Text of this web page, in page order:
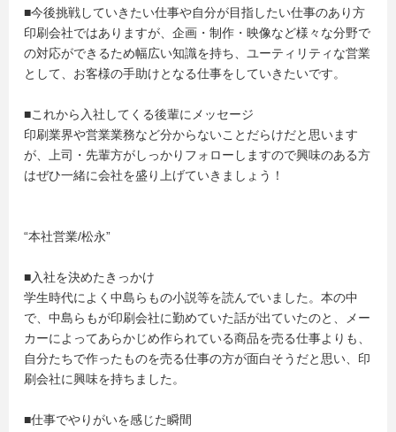
■今後挑戦していきたい仕事や自分が目指したい仕事のあり方
印刷会社ではありますが、企画・制作・映像など様々な分野で
の対応ができるため幅広い知識を持ち、ユーティリティな営業
として、お客様の手助けとなる仕事をしていきたいです。
■これから入社してくる後輩にメッセージ
印刷業界や営業業務など分からないことだらけだと思います
が、上司・先輩方がしっかりフォローしますので興味のある方
はぜひ一緒に会社を盛り上げていきましょう！
“本社営業/松永”
■入社を決めたきっかけ
学生時代によく中島らもの小説等を読んでいました。本の中
で、中島らもが印刷会社に勤めていた話が出ていたのと、メー
カーによってあらかじめ作られている商品を売る仕事よりも、
自分たちで作ったものを売る仕事の方が面白そうだと思い、印
刷会社に興味を持ちました。
■仕事でやりがいを感じた瞬間